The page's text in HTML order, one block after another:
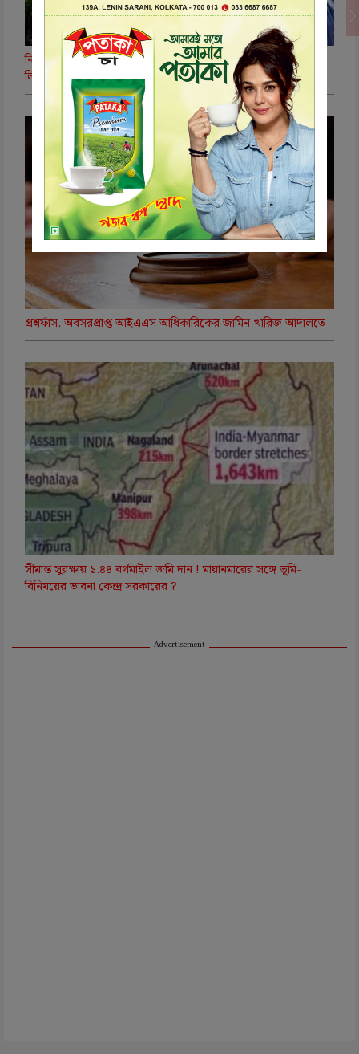
নিট প্রশ্নফাঁস কাণ্ডে সিবিআইয়ের চার্জশিটে চাঞ্চল্যকর তথ্য, চিরকুটে
লিখে পড়ুয়াদের কাছে পৌঁছত প্রশ্নের উত্তর
প্রশ্নফাঁস, অবসরপ্রাপ্ত আইএএস আধিকারিকের জামিন খারিজ আদালতে
সীমান্ত সুরক্ষায় ১.৪৪ বর্গমাইল জমি দান ! মায়ানমারের সঙ্গে ভূমি-
বিনিময়ের ভাবনা কেন্দ্র সরকারের ?
Advertisement